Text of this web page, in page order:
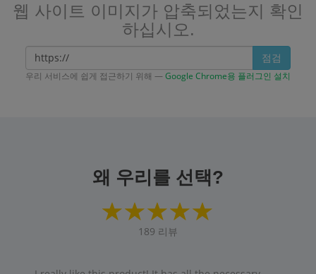
웹 사이트 이미지가 압축되었는지 확인
하십시오.
점검
우리 서비스에 쉽게 접근하기 위해 —Google Chrome용 플러그인 설치
왜 우리를 선택?
189 리뷰